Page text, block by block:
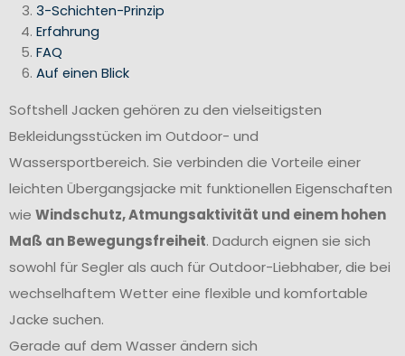
3-Schichten-Prinzip
Erfahrung
FAQ
Auf einen Blick
Softshell Jacken gehören zu den vielseitigsten
Bekleidungsstücken im Outdoor- und
Wassersportbereich. Sie verbinden die Vorteile einer
leichten Übergangsjacke mit funktionellen Eigenschaften
wie Windschutz, Atmungsaktivität und einem hohen
Maß an Bewegungsfreiheit. Dadurch eignen sie sich
sowohl für Segler als auch für Outdoor-Liebhaber, die bei
wechselhaftem Wetter eine flexible und komfortable
Jacke suchen.
Gerade auf dem Wasser ändern sich